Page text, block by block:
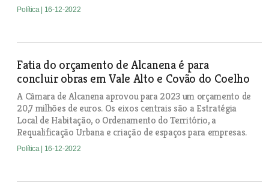
Política | 16-12-2022
Fatia do orçamento de Alcanena é para
concluir obras em Vale Alto e Covão do Coelho
A Câmara de Alcanena aprovou para 2023 um orçamento de
20,7 milhões de euros. Os eixos centrais são a Estratégia
Local de Habitação, o Ordenamento do Território, a
Requalificação Urbana e criação de espaços para empresas.
Política | 16-12-2022